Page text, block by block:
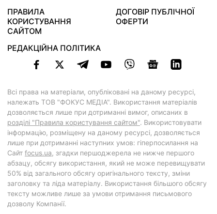
ПРАВИЛА
КОРИСТУВАННЯ
САЙТОМ
ДОГОВІР ПУБЛІЧНОЇ
ОФЕРТИ
РЕДАКЦІЙНА ПОЛІТИКА
Всі права на матеріали, опубліковані на даному ресурсі,
належать ТОВ "ФОКУС МЕДІА". Використання матеріалів
дозволяється лише при дотриманні вимог, описаних в
розділі "Правила користування сайтом". Використовувати
інформацію, розміщену на даному ресурсі, дозволяється
лише при дотриманні наступних умов: гіперпосилання на
Cайт focus.ua, згадки першоджерела не нижче першого
абзацу, обсягу використання, який не може перевищувати
50% від загального обсягу оригінального тексту, зміни
заголовку та ліда матеріалу. Використання більшого обсягу
тексту можливе лише за умови отримання письмового
дозволу Компанії.